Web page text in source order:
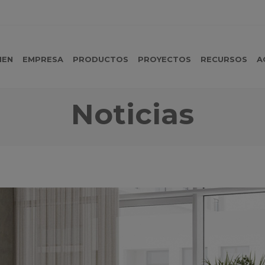
EMPRESA PRODUCTOS PROYECTOS RECURSOS
Noticias